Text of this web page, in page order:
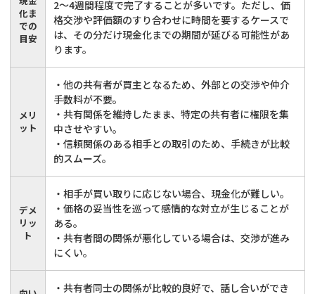
化ま
での
目安
2〜4週間程度で完了することが多いです。ただし、価
格交渉や評価額のすり合わせに時間を要するケースで
は、その分だけ現金化までの期間が延びる可能性があ
ります。
メリ
ット
・他の共有者が買主となるため、外部との交渉や仲介
手数料が不要。
・共有関係を維持したまま、特定の共有者に権限を集
中させやすい。
・信頼関係のある相手との取引のため、手続きが比較
的スムーズ。
デメ
リッ
ト
・相手が買い取りに応じない場合、現金化が難しい。
・価格の妥当性を巡って感情的な対立が生じることが
ある。
・共有者間の関係が悪化している場合は、交渉が進み
にくい。
・共有者同士の関係が比較的良好で、話し合いができ